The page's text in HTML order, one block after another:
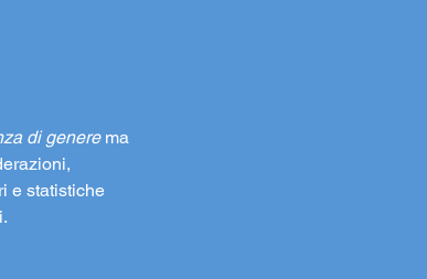
di genere ma
e statistiche